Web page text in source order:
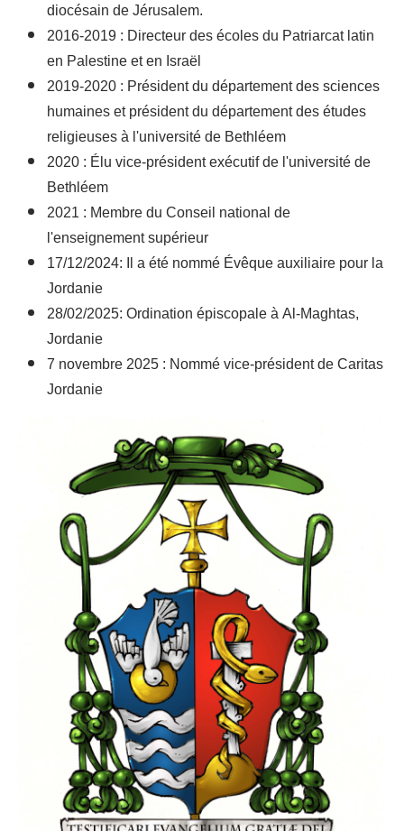
diocésain de Jérusalem.
2016-2019 : Directeur des écoles du Patriarcat latin
en Palestine et en Israël
2019-2020 : Président du département des sciences
humaines et président du département des études
religieuses à l'université de Bethléem
2020 : Élu vice-président exécutif de l'université de
Bethléem
2021 : Membre du Conseil national de
l'enseignement supérieur
17/12/2024: Il a été nommé Évêque auxiliaire pour la
Jordanie
28/02/2025: Ordination épiscopale à Al-Maghtas,
Jordanie
7 novembre 2025 : Nommé vice-président de Caritas
Jordanie